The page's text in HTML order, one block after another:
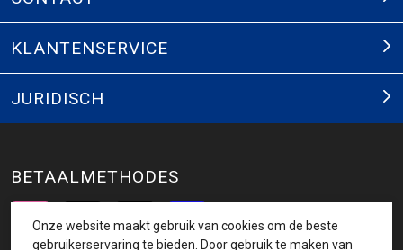
KLANTENSERVICE
JURIDISCH
BETAALMETHODES
Onze website maakt gebruik van cookies om de beste
gebruikerservaring te bieden. Door gebruik te maken van